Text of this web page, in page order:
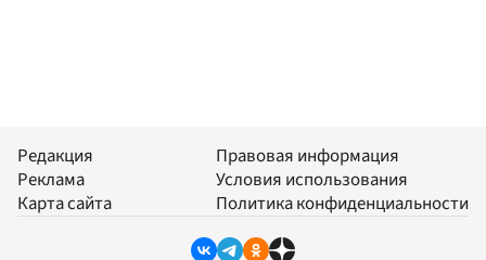
Редакция
Реклама
Карта сайта
Правовая информация
Условия использования
Политика конфиденциальности